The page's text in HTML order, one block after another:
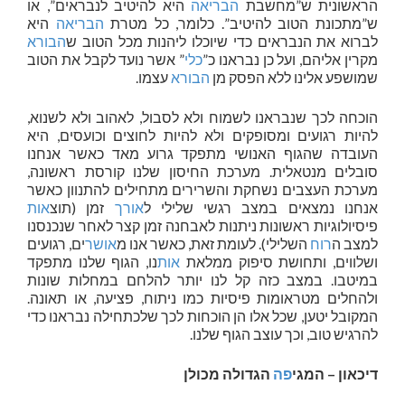
הראשונית ש”מחשבת הבריאה היא להיטיב לנבראים”, או
ש”מתכונת הטוב להיטיב”. כלומר, כל מטרת הבריאה היא
לברוא את הנבראים כדי שיוכלו ליהנות מכל הטוב שהבורא
מקרין אליהם, ועל כן נבראנו כ”כלי” אשר נועד לקבל את הטוב
שמושפע אלינו ללא הפסק מן הבוראעצמו.
הוכחה לכך שנבראנו לשמוח ולא לסבול, לאהוב ולא לשנוא,
להיות רגועים ומסופקים ולא להיות לחוצים וכועסים, היא
העובדה שהגוף האנושי מתפקד גרוע מאד כאשר אנחנו
סובלים מנטאלית. מערכת החיסון שלנו קורסת ראשונה,
מערכת העצבים נשחקת והשרירים מתחילים להתנוון כאשר
אנחנו נמצאים במצב רגשי שלילי לאורך זמן (תוצאות
פיסיולוגיות ראשונות ניתנות לאבחנה זמן קצר לאחר שנכנסנו
למצב הרוח השלילי). לעומת זאת, כאשר אנו מאושרים, רגועים
ושלווים, ותחושת סיפוק ממלאת אותנו, הגוף שלנו מתפקד
במיטבו. במצב כזה קל לנו יותר להלחם במחלות שונות
ולהחלים מטראומות פיסיות כמו ניתוח, פציעה, או תאונה.
המקובל יטען, שכל אלו הן הוכחות לכך שלכתחילה נבראנו כדי
להרגיש טוב, וכך עוצב הגוף שלנו.
דיכאון – המגיפה הגדולה מכולן